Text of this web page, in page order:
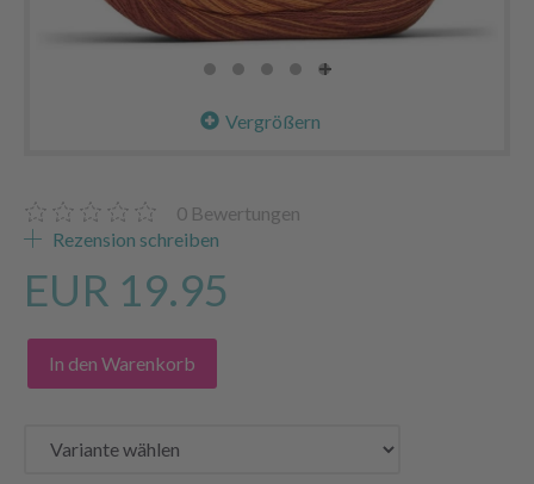
Vergrößern
0 Bewertungen
Rezension schreiben
EUR 19.95
In den Warenkorb